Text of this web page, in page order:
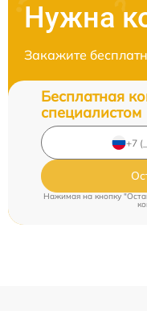
Нужна
Закажите
Бесплатная
специалистом
Нажимая на кнопку